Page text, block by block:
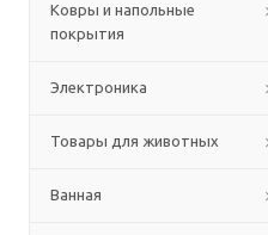
Ковры и напольные
покрытия
Электроника
Товары для животных
Ванная